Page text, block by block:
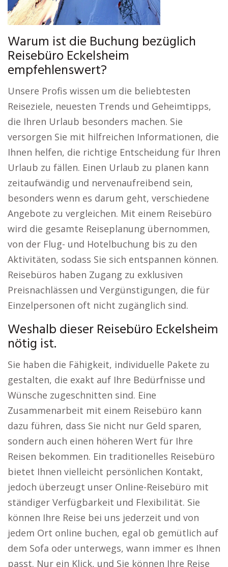
Warum ist die Buchung bezüglich
Reisebüro Eckelsheim
empfehlenswert?
Unsere Profis wissen um die beliebtesten
Reiseziele, neuesten Trends und Geheimtipps,
die Ihren Urlaub besonders machen. Sie
versorgen Sie mit hilfreichen Informationen, die
Ihnen helfen, die richtige Entscheidung für Ihren
Urlaub zu fällen. Einen Urlaub zu planen kann
zeitaufwändig und nervenaufreibend sein,
besonders wenn es darum geht, verschiedene
Angebote zu vergleichen. Mit einem Reisebüro
wird die gesamte Reiseplanung übernommen,
von der Flug- und Hotelbuchung bis zu den
Aktivitäten, sodass Sie sich entspannen können.
Reisebüros haben Zugang zu exklusiven
Preisnachlässen und Vergünstigungen, die für
Einzelpersonen oft nicht zugänglich sind.
Weshalb dieser Reisebüro Eckelsheim
nötig ist.
Sie haben die Fähigkeit, individuelle Pakete zu
gestalten, die exakt auf Ihre Bedürfnisse und
Wünsche zugeschnitten sind. Eine
Zusammenarbeit mit einem Reisebüro kann
dazu führen, dass Sie nicht nur Geld sparen,
sondern auch einen höheren Wert für Ihre
Reisen bekommen. Ein traditionelles Reisebüro
bietet Ihnen vielleicht persönlichen Kontakt,
jedoch überzeugt unser Online-Reisebüro mit
ständiger Verfügbarkeit und Flexibilität. Sie
können Ihre Reise bei uns jederzeit und von
jedem Ort online buchen, egal ob gemütlich auf
dem Sofa oder unterwegs, wann immer es Ihnen
passt. Nur ein Klick, und Sie können Ihre Reise